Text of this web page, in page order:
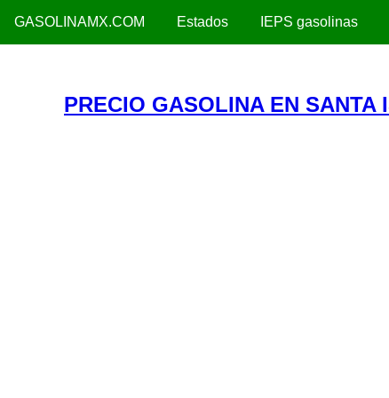
GASOLINAMX.COM Estados IEPS gasolinas
PRECIO GASOLINA EN